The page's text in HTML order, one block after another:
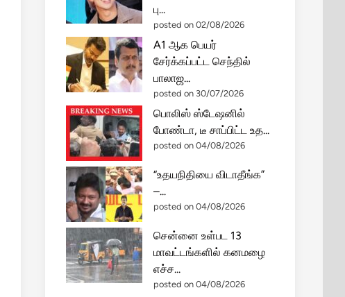
பு...
posted on 02/08/2026
A1 ஆக பெயர்
சேர்க்கப்பட்ட செந்தில்
பாலாஜ...
posted on 30/07/2026
பொலிஸ் ஸ்டேஷனில்
போண்டா, டீ சாப்பிட்ட உத...
posted on 04/08/2026
“உதயநிதியை விடாதீங்க”
–...
posted on 04/08/2026
சென்னை உள்பட 13
மாவட்டங்களில் கனமழை
எச்ச...
posted on 04/08/2026